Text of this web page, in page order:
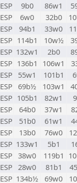
ESP 9b0 86w1
ESP 6w0 32b0
ESP 94b1 33w0
ESP 114b1 10w½
ESP 132w1 2b0
ESP 136b1 106w1
ESP 55w1 101b1
ESP 69b½ 103w1
ESP 105b1 82w1
ESP 64b0 37w1
ESP 51b0 61w1
ESP 13b0 76w0
ESP 133w1 5b1
ESP 38w0 119b1
ESP 28w0 81b1
ESP 134b½ 69w0